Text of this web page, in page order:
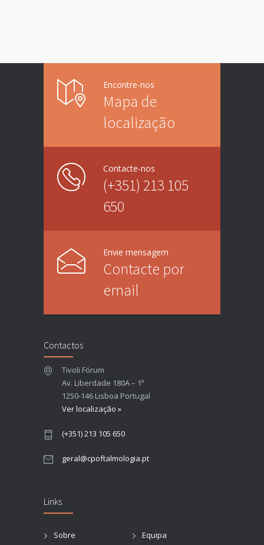
Encontre-nos
Mapa de
localização
Contacte-nos
(+351) 213 105
650
Envie mensagem
Contacte por
email
Contactos
Tivoli Fórum
Av. Liberdade 180A – 1º
1250-146 Lisboa Portugal
Ver localização »
(+351) 213 105 650
geral@cpoftalmologia.pt
Links
Sobre Equipa